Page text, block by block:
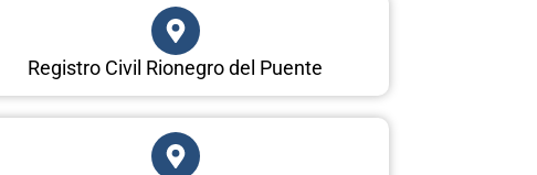
Registro Civil Rionegro del Puente